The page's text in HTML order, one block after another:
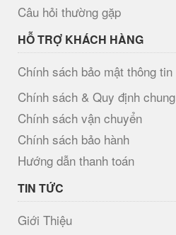
Câu hỏi thường gặp
HỖ TRỢ KHÁCH HÀNG
Chính sách bảo mật thông tin
Chính sách & Quy định chung
Chính sách vận chuyển
Chính sách bảo hành
Hướng dẫn thanh toán
TIN TỨC
Giới Thiệu